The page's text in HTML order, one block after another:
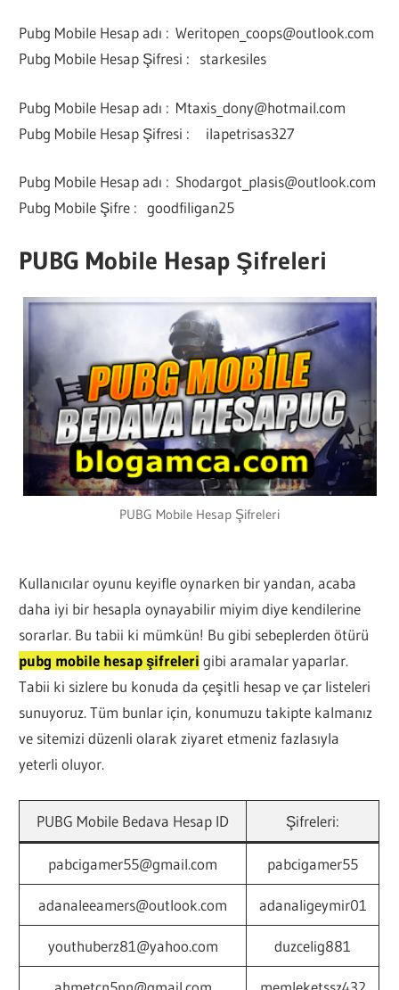
Pubg Mobile Hesap adı :Weritopen_coops@outlook.com
Pubg Mobile Hesap Şifresi : starkesiles
Pubg Mobile Hesap adı : Mtaxis_dony@hotmail.com
Pubg Mobile Hesap Şifresi : ilapetrisas327
Pubg Mobile Hesap adı : Shodargot_plasis@outlook.com
Pubg Mobile Şifre : goodfiligan25
PUBG Mobile Hesap Şifreleri
PUBG Mobile Hesap Şifreleri
Kullanıcılar oyunu keyifle oynarken bir yandan, acaba
daha iyi bir hesapla oynayabilir miyim diye kendilerine
sorarlar. Bu tabii ki mümkün! Bu gibi sebeplerden ötürü
pubg mobile hesap şifreleri gibi aramalar yaparlar.
Tabii ki sizlere bu konuda da çeşitli hesap ve çar listeleri
sunuyoruz. Tüm bunlar için, konumuzu takipte kalmanız
ve sitemizi düzenli olarak ziyaret etmeniz fazlasıyla
yeterli oluyor.
PUBG Mobile Bedava Hesap ID Şifreleri:
pabcigamer55@gmail.com pabcigamer55
adanaleeamers@outlook.com adanaligeymir01
youthuberz81@yahoo.com duzcelig881